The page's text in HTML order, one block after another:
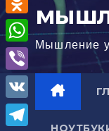
Мышление
O
d
n
o
k
W
h
a
V
i
b
V